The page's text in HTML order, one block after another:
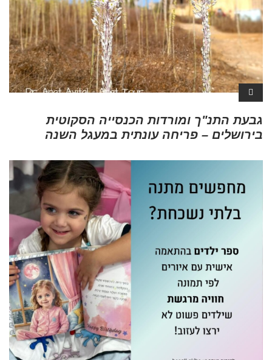
גבעת התנ"ך ומורדות הכנסייה הסקוטית
בירושלים – פריחה עונתית במעגל השנה